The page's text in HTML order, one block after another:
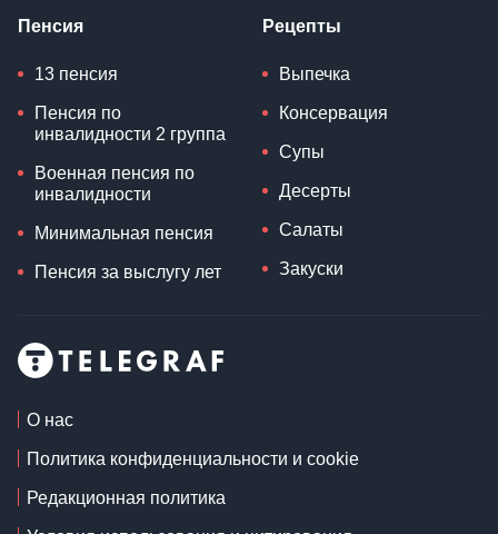
Пенсия
13 пенсия
Пенсия по
инвалидности 2 группа
Военная пенсия по
инвалидности
Минимальная пенсия
Пенсия за выслугу лет
Рецепты
Выпечка
Консервация
Супы
Десерты
Салаты
Закуски
О нас
Политика конфиденциальности и cookie
Редакционная политика